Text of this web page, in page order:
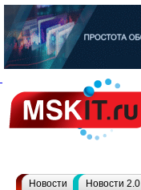
Новости Новости 2.0